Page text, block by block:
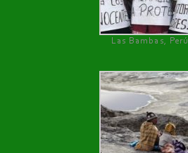
Las Bambas, Perú